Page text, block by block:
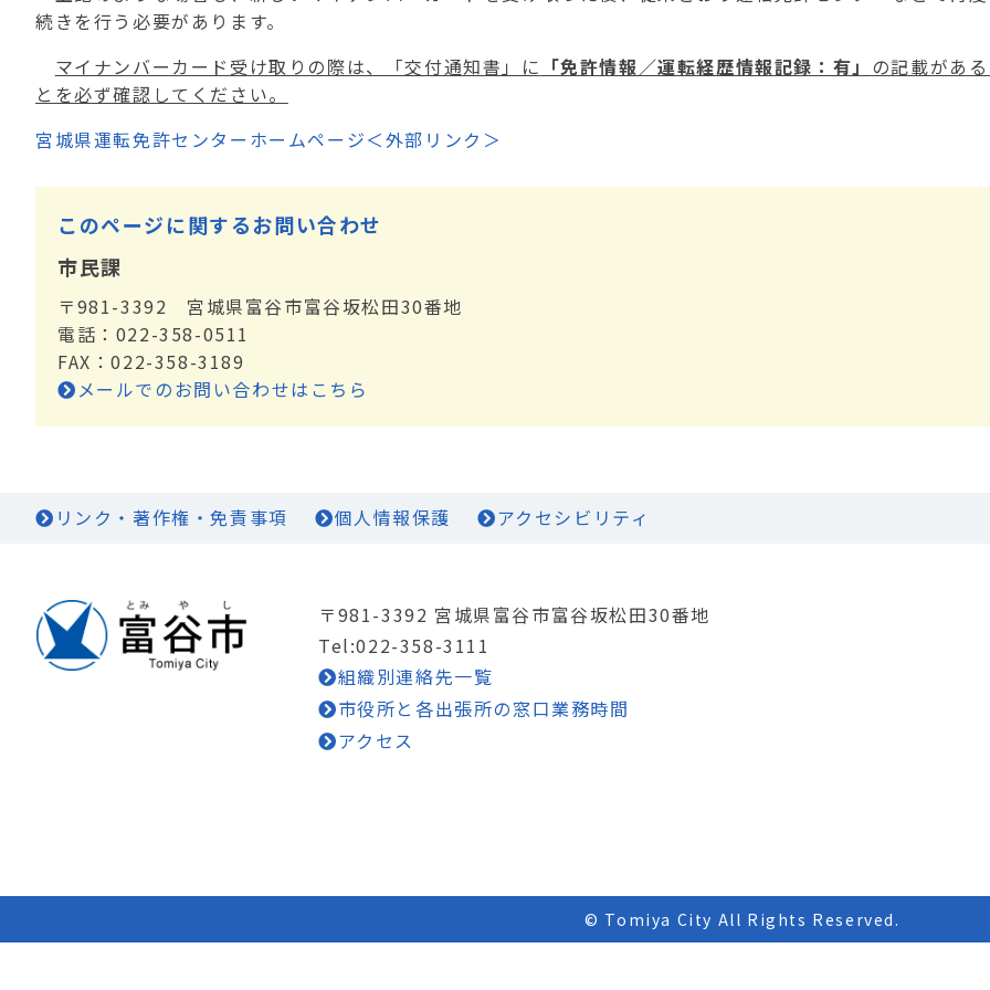
続きを行う必要があります。
マイナンバーカード受け取りの際は、「交付通知書」に 「免許情報／運転経歴情報記録：有」 の記載があ
とを必ず確認してください。
宮城県運転免許センターホームページ＜外部リンク＞
このページに関するお問い合わせ
市民課
〒981-3392 宮城県富谷市富谷坂松田30番地
電話：022-358-0511
FAX：022-358-3189
メールでのお問い合わせはこちら
リンク・著作権・免責事項 個人情報保護 アクセシビリティ
〒981-3392 宮城県富谷市富谷坂松田30番地
Tel:022-358-3111
組織別連絡先一覧
市役所と各出張所の窓口業務時間
アクセス
© Tomiya City All Rights Reserved.